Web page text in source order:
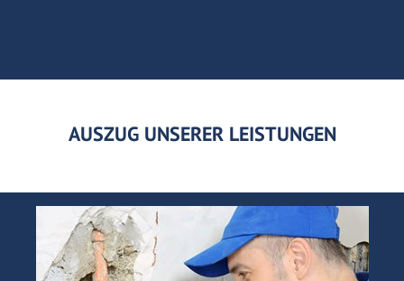
AUSZUG UNSERER LEISTUNGEN